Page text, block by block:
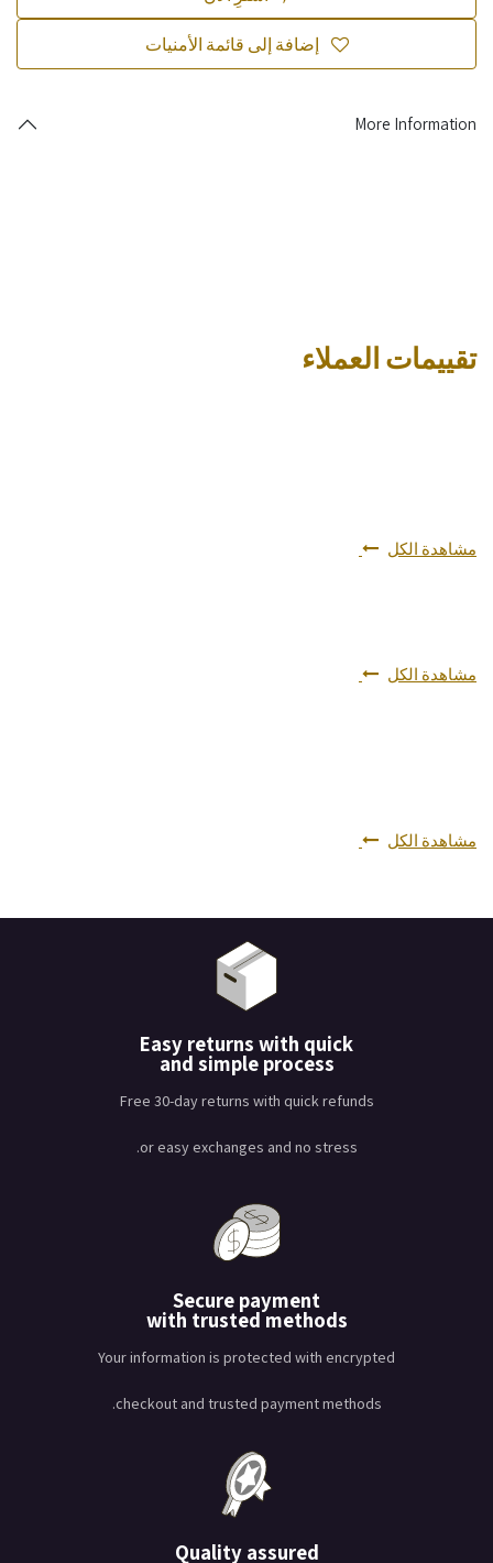
إضافة إلى قائمة الأمنيات
More Information
تقييمات العملاء
مشاهدة الكل
مشاهدة الكل
مشاهدة الكل
Easy returns with quick
and simple process
Free 30-day returns with quick refunds
or easy exchanges and no stress.
Secure payment
with trusted methods
Your information is protected with encrypted
checkout and trusted payment methods.
Quality assured